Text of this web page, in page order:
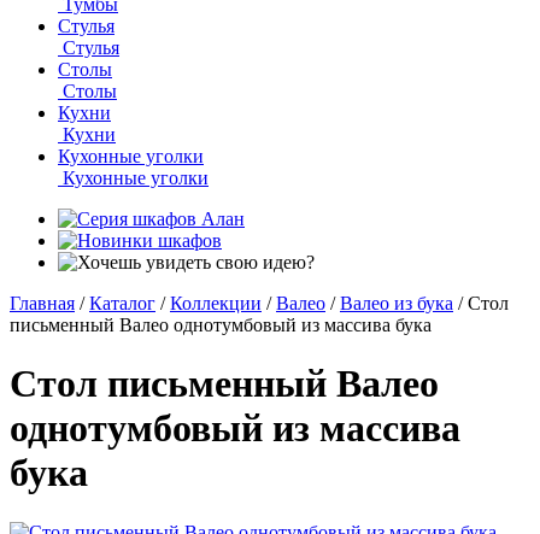
Тумбы
Стулья
Стулья
Столы
Столы
Кухни
Кухни
Кухонные уголки
Кухонные уголки
Главная / Каталог / Коллекции / Валео / Валео из бука / Стол
письменный Валео однотумбовый из массива бука
Стол письменный Валео
однотумбовый из массива
бука